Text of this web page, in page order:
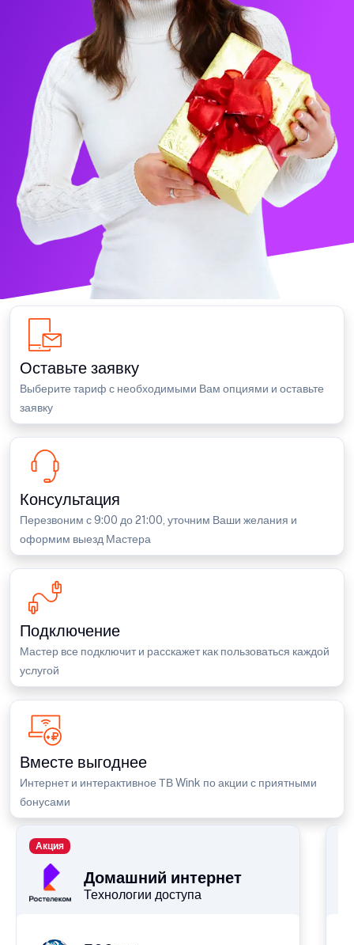
Оставьте заявку
Выберите тариф с необходимыми Вам опциями и оставьте
заявку
Консультация
Перезвоним с 9:00 до 21:00, уточним Ваши желания и
оформим выезд Мастера
Подключение
Мастер все подключит и расскажет как пользоваться каждой
услугой
Вместе выгоднее
Интернет и интерактивное ТВ Wink по акции с приятными
бонусами
Домашний интернет
Технологии доступа
Акция